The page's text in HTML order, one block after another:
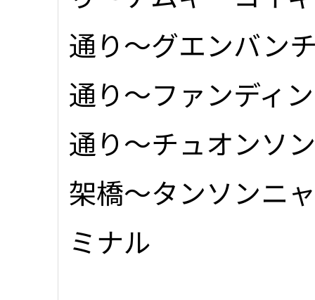
通り～グエンバン
通り～ファンディ
通り～チュオンソ
架橋～タンソンニ
ミナル